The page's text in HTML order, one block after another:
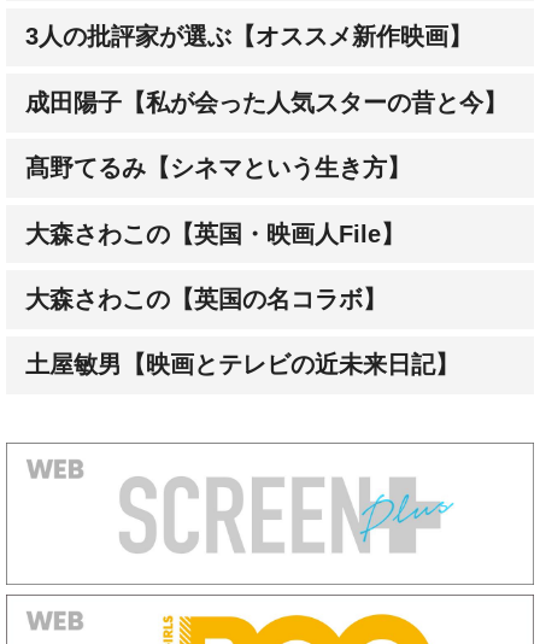
成田陽子【私が会った人気スターの昔と今】
髙野てるみ【シネマという生き方】
大森さわこの【英国・映画人File】
大森さわこの【英国の名コラボ】
土屋敏男【映画とテレビの近未来日記】